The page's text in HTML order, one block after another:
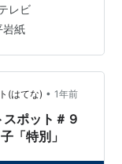
（JAN：
ーカー特典な
ェブストア
レビ
岩紙
(はてな) • 1年前
ポット＃９
「特別」